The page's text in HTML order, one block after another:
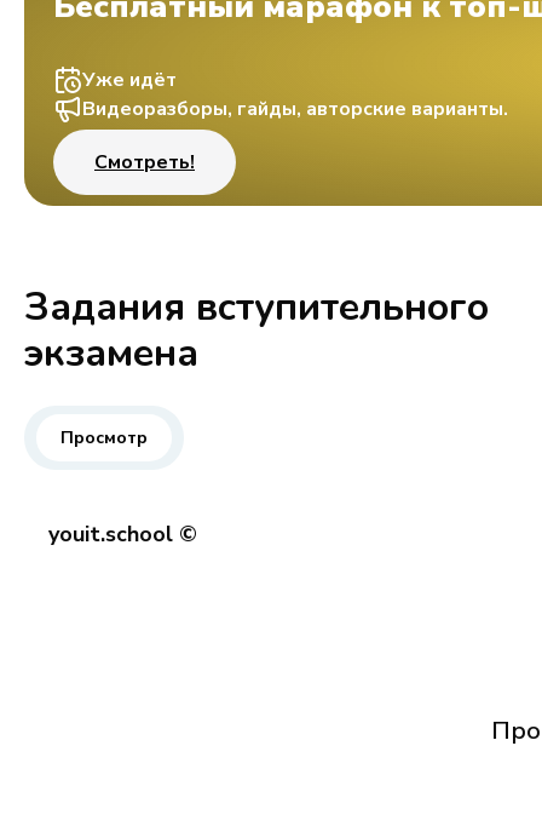
Уже идёт
Видеоразборы, гайды, авторские варианты.
Смотреть!
Задания вступительного
экзамена
Просмотр
youit.school ©